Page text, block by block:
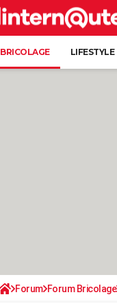
BRICOLAGE LIFESTYLE
Forum Forum Bricolage